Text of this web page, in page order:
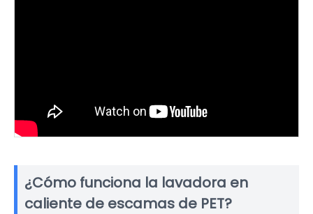
¿Cómo funciona la lavadora en
caliente de escamas de PET?